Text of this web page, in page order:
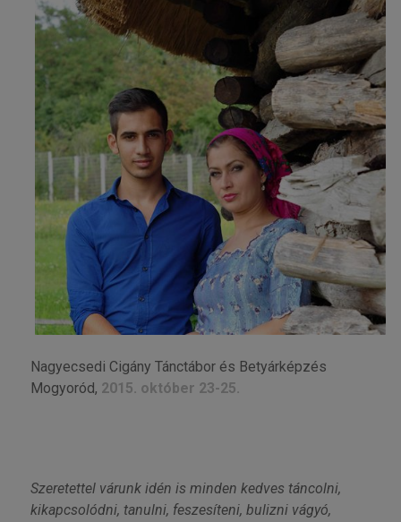
Nagyecsedi Cigány Tánctábor és Betyárképzés
Mogyoród, 2015. október 23-25.
Szeretettel várunk idén is minden kedves táncolni,
kikapcsolódni, tanulni, feszesíteni, bulizni vágyó,